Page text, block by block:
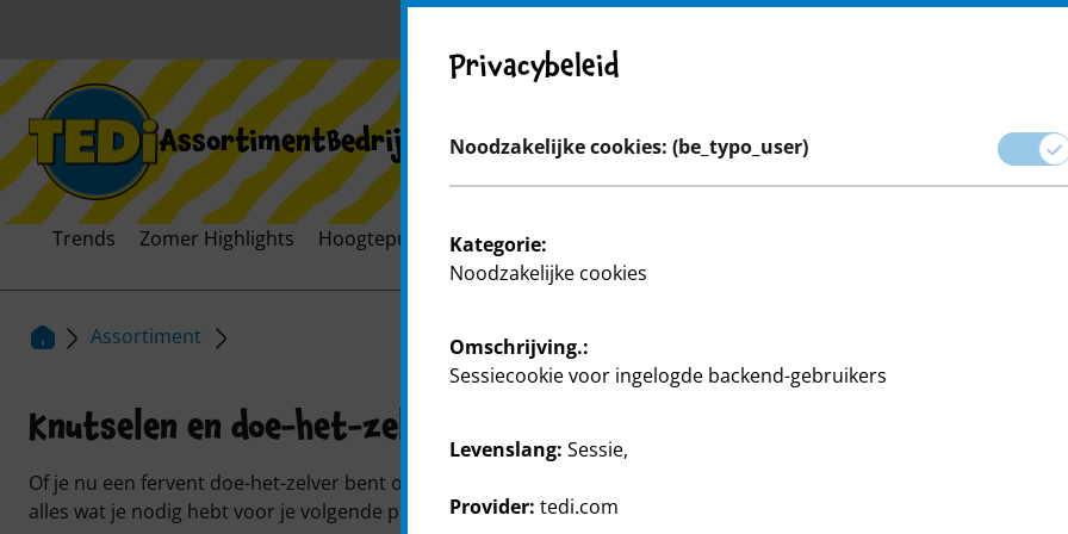
AssortimentBedrijf ExpansieCarrière
Trends Zomer Highlights Hoogtepunten Feest & Geschenkverpakking
Assortiment
Knutselen en doe-het-zelf
Of je nu een fervent doe-het-zelver bent of af en toe een doe-het-zelver, TEDi heeft
alles wat je nodig hebt voor je volgende project.
Privacybeleid
Noodzakelijke cookies: (be_typo_user)
Kategorie:
Noodzakelijke cookies
Omschrijving.:
Sessiecookie voor ingelogde backend-gebruikers
Levenslang: Sessie,
Provider: tedi.com